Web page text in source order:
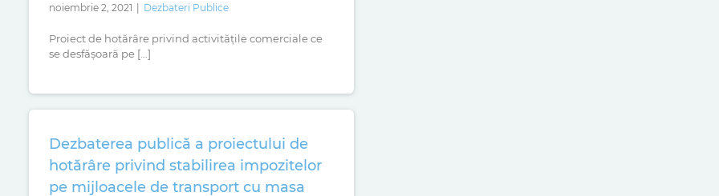
noiembrie 2, 2021 Dezbateri Publice
Proiect de hotărâre privind activitățile comerciale ce
se desfășoară pe [...]
Dezbaterea publică a proiectului de
hotărâre privind stabilirea impozitelor
pe mijloacele de transport cu masa